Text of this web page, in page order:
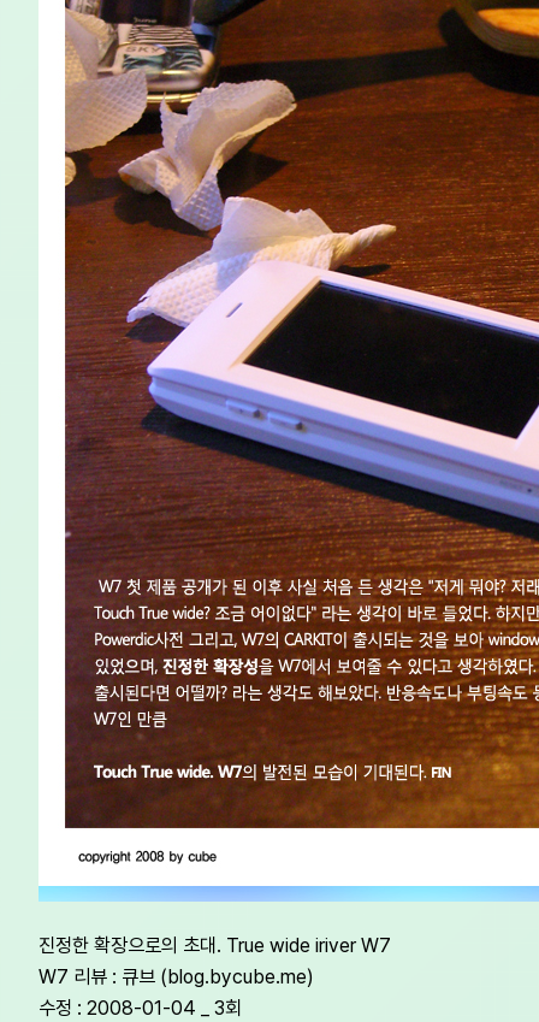
진정한 확장으로의 초대. True wide iriver W7
W7 리뷰 : 큐브 (blog.bycube.me)
수정 : 2008-01-04 _ 3회